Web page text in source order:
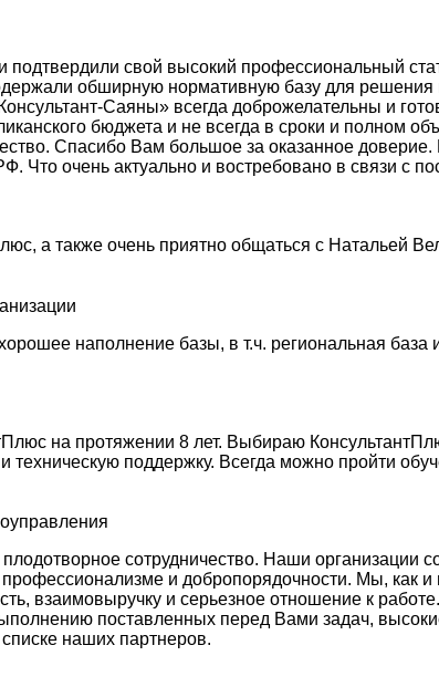
подтвердили свой высокий профессиональный
обширную нормативную базу для решения
Саяны» всегда доброжелательны и
бюджета и не всегда в сроки и полном
Спасибо Вам большое за оказанное
Что очень актуально и востребовано в связи с
а также очень приятно общаться с Натальей
наполнение базы, в т.ч. региональная база
на протяжении 8 лет. Выбираю
техническую поддержку. Всегда можно пройти
сотрудничество. Наши организации
и добропорядочности. Мы, как
взаимовыручку и серьезное отношение к
поставленных перед Вами задач,
наших партнеров.